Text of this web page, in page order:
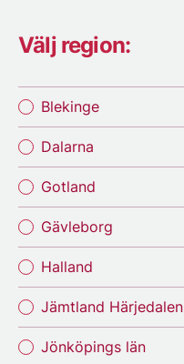
Välj region:
Blekinge
Dalarna
Gotland
Gävleborg
Halland
Jämtland Härjedalen
Jönköpings län